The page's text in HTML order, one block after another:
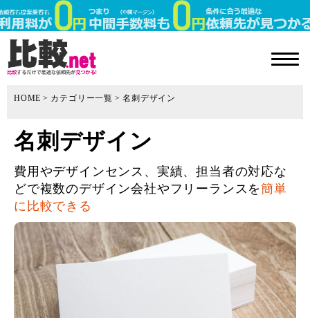
HOME カテゴリー一覧 名刺デザイン
名刺デザイン
費用やデザインセンス、実績、担当者の対応な
どで複数のデザイン会社やフリーランスを簡単
に比較できる